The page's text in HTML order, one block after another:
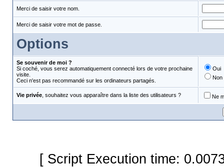
Merci de saisir votre nom.
Merci de saisir votre mot de passe.
Options
Se souvenir de moi ?
Si coché, vous serez automatiquement connecté lors de votre prochaine
visite.
Ceci n'est pas recommandé sur les ordinateurs partagés.
Oui
Non
Vie privée, souhaitez vous apparaître dans la liste des utilisateurs ? Ne
[ Script Execution time: